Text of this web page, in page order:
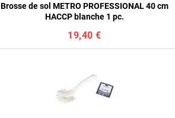
Brosse de sol METRO PROFESSIONAL 40 cm
HACCP blanche 1 pc.
19,40 €